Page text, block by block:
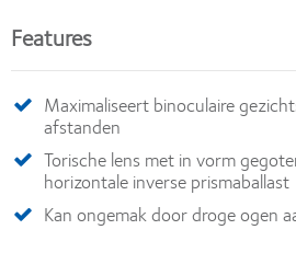
Features
Maximaliseert binoculaire
afstanden
Torische lens met in vorm
horizontale inverse prismaballast
Kan ongemak door droge ogen